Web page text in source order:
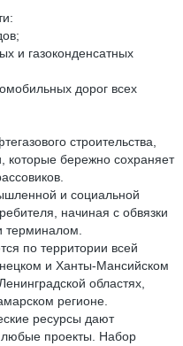
и газоконденсатных
дорог всех
строительства,
которые бережно сохраняет
и социальной
начиная с обвязки
терминалом.
по территории всей
и Ханты-Мансийском
областях,
регионе.
ресурсы дают
любые проекты. Набор